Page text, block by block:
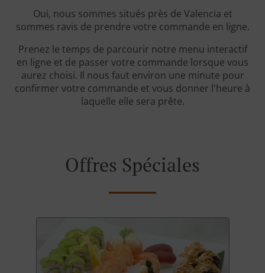
Oui, nous sommes situés près de Valencia et
sommes ravis de prendre votre commande en ligne.
Prenez le temps de parcourir notre menu interactif
en ligne et de passer votre commande lorsque vous
aurez choisi. Il nous faut environ une minute pour
confirmer votre commande et vous donner l'heure à
laquelle elle sera prête.
Offres Spéciales